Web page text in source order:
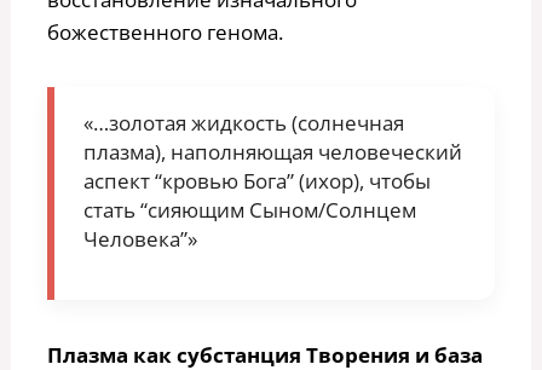
божественного генома.
«…золотая жидкость (солнечная
плазма), наполняющая человеческий
аспект “кровью Бога” (ихор), чтобы
стать “сияющим Сыном/Солнцем
Человека”»
Плазма как субстанция Творения и база